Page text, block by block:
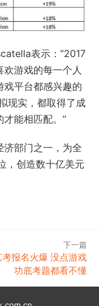
表示：“2017
游戏的每一个人
戏平台都感兴趣的
现实，都取得了成
能相匹配。”
济部门之一，为全
，创造数十亿美元
下一篇
考报名火爆 没点游戏
功底考题都看不懂